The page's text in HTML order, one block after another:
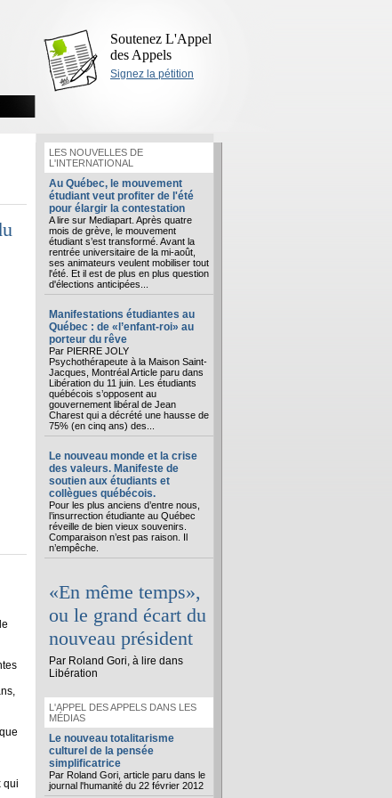
Soutenez L'Appel
des Appels
Signez la pétition
qui
LES NOUVELLES DE
L'INTERNATIONAL
Au Québec, le mouvement
étudiant veut profiter de l'été
pour élargir la contestation
A lire sur Mediapart. Après quatre
mois de grève, le mouvement
étudiant s’est transformé. Avant la
rentrée universitaire de la mi-août,
ses animateurs veulent mobiliser tout
l'été. Et il est de plus en plus question
d'élections anticipées...
Manifestations étudiantes au
Québec : de «l’enfant-roi» au
porteur du rêve
Par PIERRE JOLY
Psychothérapeute à la Maison Saint-
Jacques, Montréal Article paru dans
Libération du 11 juin. Les étudiants
québécois s’opposent au
gouvernement libéral de Jean
Charest qui a décrété une hausse de
75% (en cinq ans) des...
Le nouveau monde et la crise
des valeurs. Manifeste de
soutien aux étudiants et
collègues québécois.
Pour les plus anciens d’entre nous,
l’insurrection étudiante au Québec
réveille de bien vieux souvenirs.
Comparaison n’est pas raison. Il
n’empêche.
«En même temps»,
ou le grand écart du
nouveau président
Par Roland Gori, à lire dans
Libération
L'APPEL DES APPELS DANS LES
MÉDIAS
Le nouveau totalitarisme
culturel de la pensée
simplificatrice
Par Roland Gori, article paru dans le
journal l'humanité du 22 février 2012